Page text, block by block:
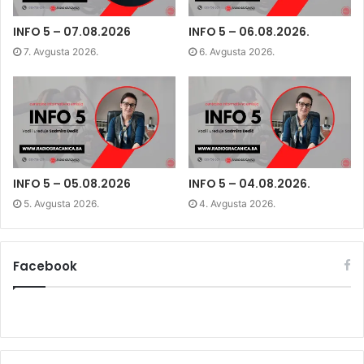
(
O
p
e
n
s
n
n
e
w
w
i
n
d
o
w
)
p
e
n
s
i
n
e
w
w
i
n
o
w
)
(
O
p
e
n
n
e
w
w
i
n
d
w
)
w
)
INFO 5 – 07.08.2026
7. Avgusta 2026.
INFO 5 – 06.08.2026.
6. Avgusta 2026.
INFO 5 – 05.08.2026
5. Avgusta 2026.
INFO 5 – 04.08.2026.
4. Avgusta 2026.
Facebook